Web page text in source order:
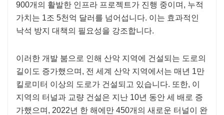
900개의 활발한 인프라 프로젝트가 진행 중이며, 누적
가치는 1조 5천억 달러를 넘어섭니다. 이는 효과적인
낙석 방지 대책의 필요성을 강조합니다.
이러한 개발 붐으로 인해 산악 지역에 건설되는 도로의
길이도 증가했으며, 전 세계 산악 지역에서는 매년 1만
킬로미터 이상의 도로가 건설되고 있습니다. 또한, 이
지역의 터널과 교량 건설은 지난 10년 동안 세 배로 증
가했으며, 2022년 한 해에만 450개의 새로운 터널이 완